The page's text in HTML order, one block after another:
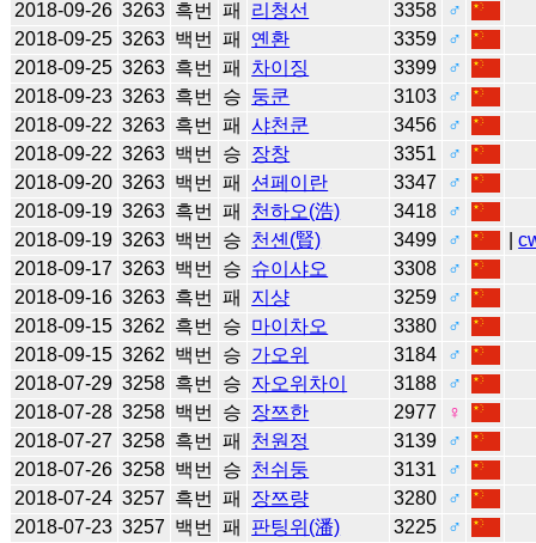
2018-09-26 3263 흑번 패 리청선 3358
♂
2018-09-25 3263 백번 패 옌환 3359
♂
2018-09-25 3263 흑번 패 차이징 3399
♂
2018-09-23 3263 흑번 승 둥쿤 3103
♂
2018-09-22 3263 흑번 패 샤천쿤 3456
♂
2018-09-22 3263 백번 승 장창 3351
♂
2018-09-20 3263 백번 패 션페이란 3347
♂
2018-09-19 3263 흑번 패 천하오(浩) 3418
♂
2018-09-19 3263 백번 승 천셴(賢) 3499 ♂ |
2018-09-17 3263 백번 승 슈이샤오 3308
♂
2018-09-16 3263 흑번 패 지샹 3259
♂
2018-09-15 3262 흑번 승 마이차오 3380
♂
2018-09-15 3262 백번 승 가오위 3184
♂
2018-07-29 3258 흑번 승 자오위차이 3188
♂
2018-07-28 3258 백번 승 장쯔한 2977
♀
2018-07-27 3258 흑번 패 천원정 3139
♂
2018-07-26 3258 백번 승 천쉬둥 3131
♂
2018-07-24 3257 흑번 패 장쯔량 3280
♂
2018-07-23 3257 백번 패 판팅위(潘) 3225
♂